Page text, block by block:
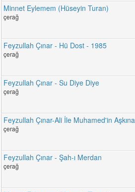
Minnet Eylemem (Hüseyin Turan)
çerağ
Feyzullah Çınar - Hü Dost - 1985
çerağ
Feyzullah Çınar - Su Diye Diye
çerağ
Feyzullah Çınar-Ali İle Muhamed'in Aşkına
çerağ
Feyzullah Çınar - Şah-ı Merdan
çerağ